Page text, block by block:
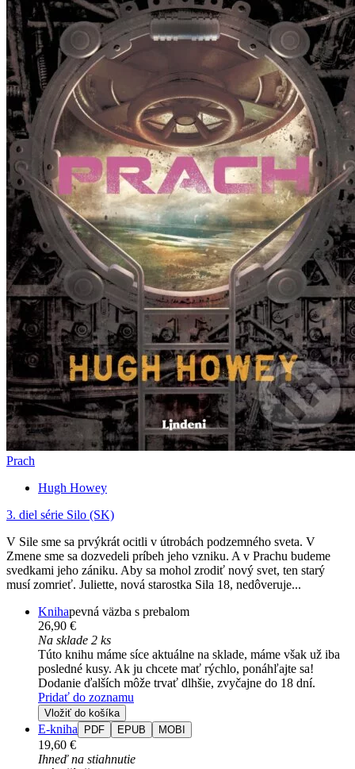
Prach
Hugh Howey
3. diel série Silo (SK)
V Sile sme sa prvýkrát ocitli v útrobách podzemného sveta. V
Zmene sme sa dozvedeli príbeh jeho vzniku. A v Prachu budeme
svedkami jeho zániku. Aby sa mohol zrodiť nový svet, ten starý
musí zomrieť. Juliette, nová starostka Sila 18, nedôveruje...
Knihapevná väzba s prebalom
26,90 €
Na sklade 2 ks
Túto knihu máme síce aktuálne na sklade, máme však už iba
posledné kusy. Ak ju chcete mať rýchlo, ponáhľajte sa!
Dodanie ďalších môže trvať dlhšie, zvyčajne do 18 dní.
Pridať do zoznamu
Vložiť do košíka
E-kniha PDF EPUB MOBI
19,60 €
Ihneď na stiahnutie